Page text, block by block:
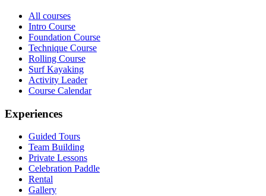
All courses
Intro Course
Foundation Course
Technique Course
Rolling Course
Surf Kayaking
Activity Leader
Course Calendar
Experiences
Guided Tours
Team Building
Private Lessons
Celebration Paddle
Rental
Gallery